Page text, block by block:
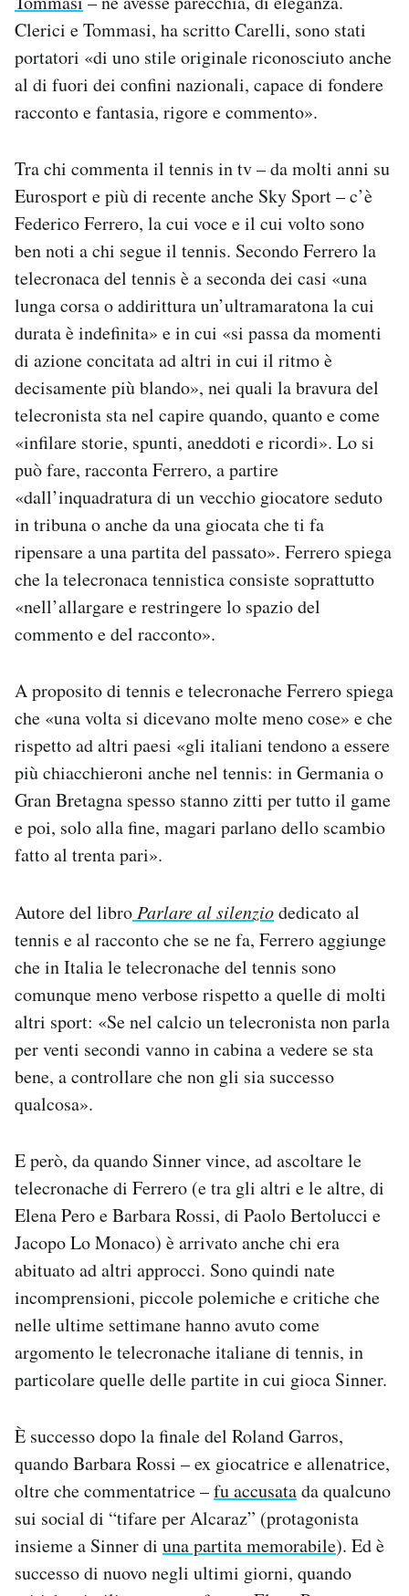
Clerici e Tommasi, ha scritto Carelli, sono stati
portatori «di uno stile originale riconosciuto anche
al di fuori dei confini nazionali, capace di fondere
racconto e fantasia, rigore e commento».
Tra chi commenta il tennis in tv – da molti anni su
Eurosport e più di recente anche Sky Sport – c’è
Federico Ferrero, la cui voce e il cui volto sono
ben noti a chi segue il tennis. Secondo Ferrero la
telecronaca del tennis è a seconda dei casi «una
lunga corsa o addirittura un’ultramaratona la cui
durata è indefinita» e in cui «si passa da momenti
di azione concitata ad altri in cui il ritmo è
decisamente più blando», nei quali la bravura del
telecronista sta nel capire quando, quanto e come
«infilare storie, spunti, aneddoti e ricordi». Lo si
può fare, racconta Ferrero, a partire
«dall’inquadratura di un vecchio giocatore seduto
in tribuna o anche da una giocata che ti fa
ripensare a una partita del passato». Ferrero spiega
che la telecronaca tennistica consiste soprattutto
«nell’allargare e restringere lo spazio del
commento e del racconto».
A proposito di tennis e telecronache Ferrero spiega
che «una volta si dicevano molte meno cose» e che
rispetto ad altri paesi «gli italiani tendono a essere
più chiacchieroni anche nel tennis: in Germania o
Gran Bretagna spesso stanno zitti per tutto il game
e poi, solo alla fine, magari parlano dello scambio
fatto al trenta pari».
Autore del libro Parlare al silenziodedicato al
tennis e al racconto che se ne fa, Ferrero aggiunge
che in Italia le telecronache del tennis sono
comunque meno verbose rispetto a quelle di molti
altri sport: «Se nel calcio un telecronista non parla
per venti secondi vanno in cabina a vedere se sta
bene, a controllare che non gli sia successo
qualcosa».
E però, da quando Sinner vince, ad ascoltare le
telecronache di Ferrero (e tra gli altri e le altre, di
Elena Pero e Barbara Rossi, di Paolo Bertolucci e
Jacopo Lo Monaco) è arrivato anche chi era
abituato ad altri approcci. Sono quindi nate
incomprensioni, piccole polemiche e critiche che
nelle ultime settimane hanno avuto come
argomento le telecronache italiane di tennis, in
particolare quelle delle partite in cui gioca Sinner.
È successo dopo la finale del Roland Garros,
quando Barbara Rossi – ex giocatrice e allenatrice,
oltre che commentatrice –fu accusatada qualcuno
sui social di “tifare per Alcaraz” (protagonista
insieme a Sinner di una partita memorabile). Ed è
successo di nuovo negli ultimi giorni, quando